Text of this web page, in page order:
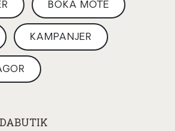
BOKA MÖTE
KAMPANJER